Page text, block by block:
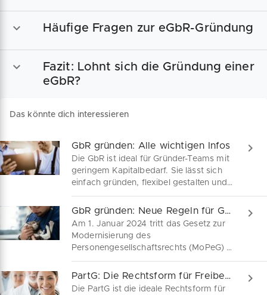
Häufige Fragen zur eGbR-Gründung
Fazit: Lohnt sich die Gründung einer
eGbR?
Das könnte dich interessieren
GbR gründen: Alle wichtigen Infos
Die GbR ist ideal für Gründer-Teams mit
geringem Kapitalbedarf. Sie lässt sich
einfach gründen, flexibel gestalten und
ist besonders für kleine Gewerbe und
Freiberufler geeignet. Erfahre hier alles
über Haftung, Vertrag, Anmeldung,
Steuern und Vorteile dieser Rechtsform.
GbR gründen: Neue Regeln für Gesellschafter ab 2024
Am 1. Januar 2024 tritt das Gesetz zur
Modernisierung des
Personengesellschaftsrechts (MoPeG) in
Kraft. Es enthält neue Regeln für GbR's
und ihre Gesellschafter, u.a. die
Anerkennung der Rechtsfähigkeit der
PartG: Die Rechtsform für Freiberufler-Teams
Die PartG ist die ideale Rechtsform für